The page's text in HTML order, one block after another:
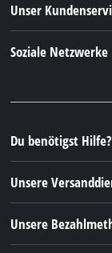
Nachhaltigkeit
Unser
FAQs
Rücksendungen /
Hinweise zur
Soziale Netzwerke
Instagram
TikTok
Pinterest
Linkedin
Du benötigst Hilfe?
Unsere
Unsere